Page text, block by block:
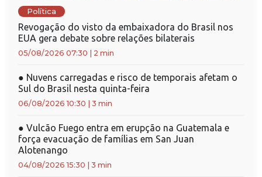
Política
Revogação do visto da embaixadora do Brasil nos
EUA gera debate sobre relações bilaterais
05/08/2026 07:30 2 min
● Nuvens carregadas e risco de temporais afetam o
Sul do Brasil nesta quinta-feira
06/08/2026 10:30 3 min
● Vulcão Fuego entra em erupção na Guatemala e
força evacuação de famílias em San Juan
Alotenango
04/08/2026 15:30 3 min